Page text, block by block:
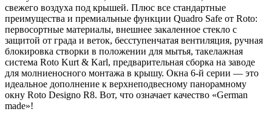
свежего воздуха под крышей. Плюс все стандартные
преимущества и премиальные функции Quadro Safe от Roto:
первосортные материалы, внешнее закаленное стекло с
защитой от града и веток, бесступенчатая вентиляция, ручная
блокировка створки в положении для мытья, такелажная
система Roto Kurt & Karl, предварительная сборка на заводе
для молниеносного монтажа в крышу. Окна 6-й серии — это
идеальное дополнение к верхнеподвесному панорамному
окну Roto Designo R8. Вот, что означает качество «German
made»!